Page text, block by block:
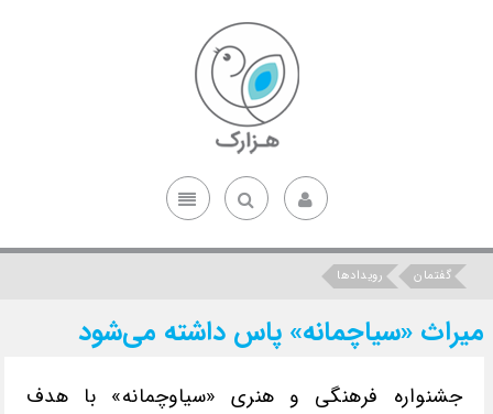
گفتمان رویدادها
میراث «سیاچمانه» پاس داشته می‌شود
جشنواره فرهنگی و هنری «سیاوچمانه» با هدف